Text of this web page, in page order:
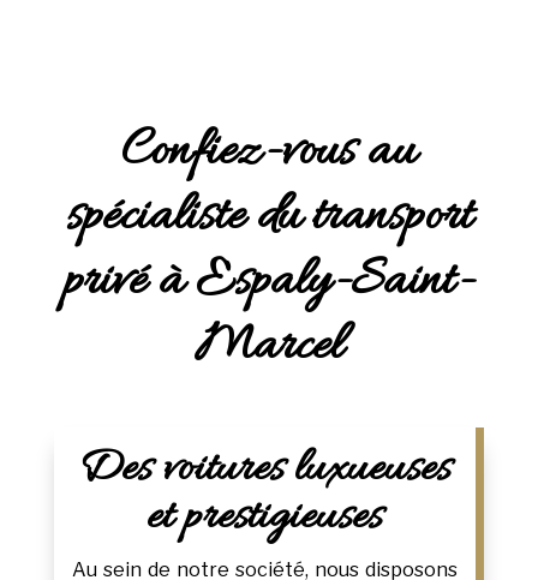
Confiez-vous au
spécialiste du transport
privé à Espaly-Saint-
Marcel
Des voitures luxueuses
et prestigieuses
Au sein de notre société, nous disposons